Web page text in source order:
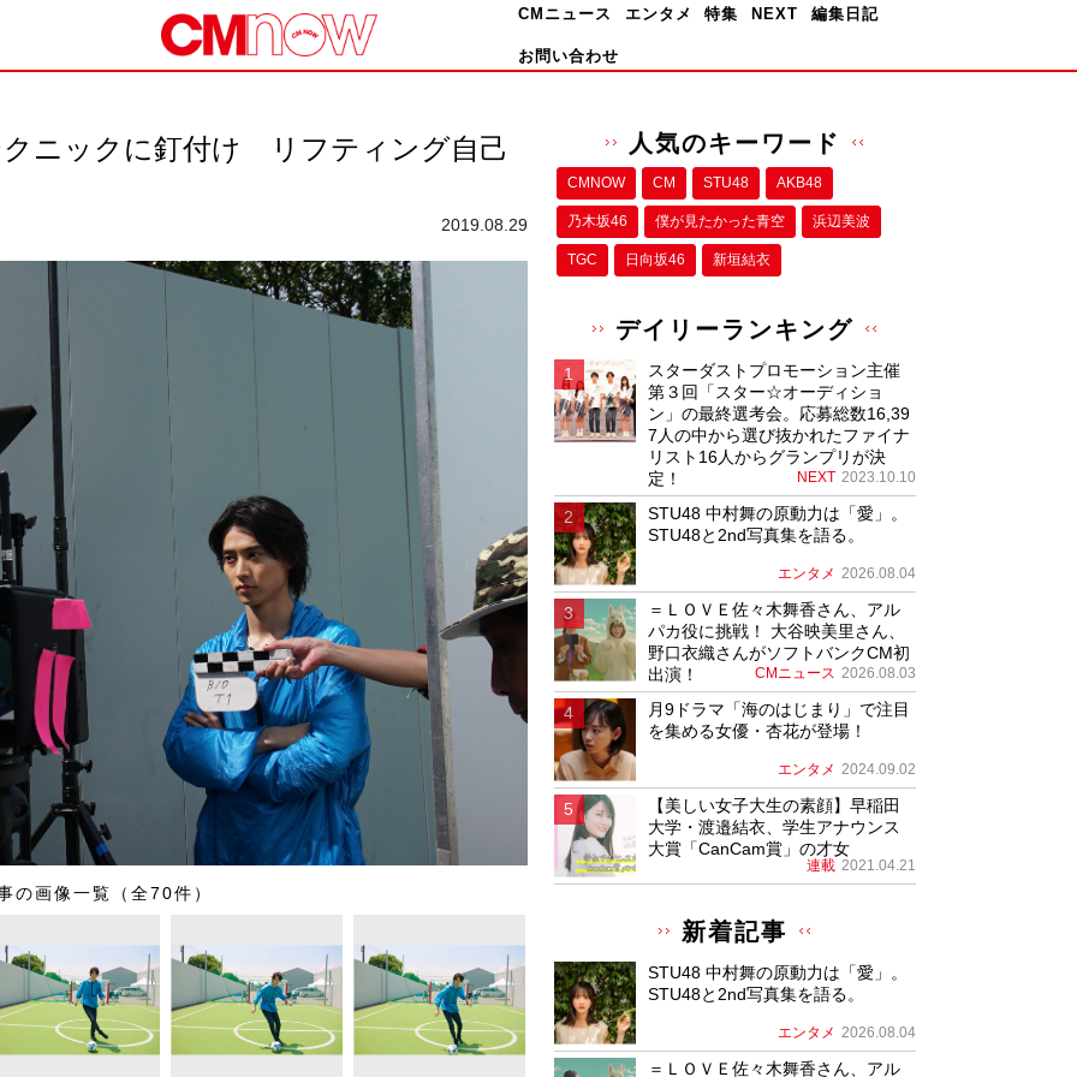
CMニュース エンタメ 特集 NEXT 編集日記
お問い合わせ
ニックに釘付け リフティング自己
2019.08.29
の画像一覧（全70件）
人気のキーワード
CMNOW CM STU48 AKB48
乃木坂46 僕が⾒たかった⻘空 浜辺美波
TGC 日向坂46 新垣結衣
デイリーランキング
スターダストプロモーション主催
第３回「スター☆オーディショ
ン」の最終選考会。応募総数16,39
7人の中から選び抜かれたファイナ
リスト16人からグランプリが決
定！
NEXT 2023.10.10
STU48 中村舞の原動力は「愛」。
STU48と2nd写真集を語る。
エンタメ 2026.08.04
＝ＬＯＶＥ佐々木舞香さん、アル
パカ役に挑戦！ 大谷映美里さん、
野口衣織さんがソフトバンクCM初
出演！
CMニュース 2026.08.03
月9ドラマ「海のはじまり」で注目
を集める女優・杏花が登場！
エンタメ 2024.09.02
【美しい女子大生の素顔】早稲田
大学・渡邉結衣、学生アナウンス
大賞「CanCam賞」の才女
連載 2021.04.21
新着記事
STU48 中村舞の原動力は「愛」。
STU48と2nd写真集を語る。
エンタメ 2026.08.04
＝ＬＯＶＥ佐々木舞香さん、アル